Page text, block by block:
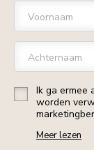
Voornaam
Achternaam
Ik ga ermee
worden
Meer lezen